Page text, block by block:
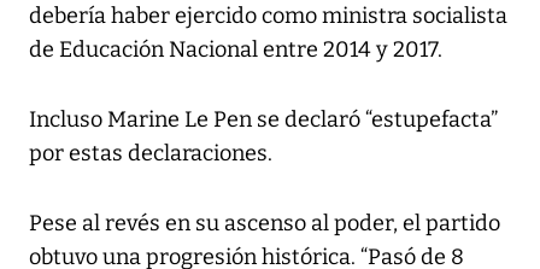
debería haber ejercido como ministra socialista
de Educación Nacional entre 2014 y 2017.
Incluso Marine Le Pen se declaró “estupefacta”
por estas declaraciones.
Pese al revés en su ascenso al poder, el partido
obtuvo una progresión histórica. “Pasó de 8